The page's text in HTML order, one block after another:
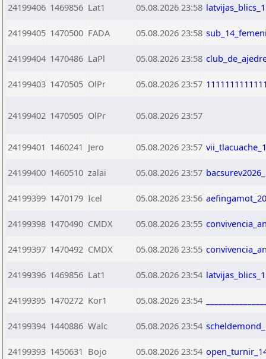
24199406 1469856 Lat1 05.08.2026 23:58
24199405 1470500 FADA 05.08.2026 23:58
24199404 1470486 LaPl 05.08.2026 23:58
24199403 1470505 OlPr 05.08.2026 23:57
24199402 1470505 OlPr 05.08.2026 23:57
24199401 1460241 Jero 05.08.2026 23:57
24199400 1460510 zalai 05.08.2026 23:57
24199399 1470179 Icel 05.08.2026 23:56
24199398 1470490 CMDX 05.08.2026 23:55
24199397 1470492 CMDX 05.08.2026 23:55
24199396 1469856 Lat1 05.08.2026 23:54
24199395 1470272 Kor1 05.08.2026 23:54
24199394 1440886 Walc 05.08.2026 23:54
24199393 1450631 Bojo 05.08.2026 23:54